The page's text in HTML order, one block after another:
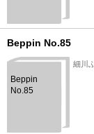
Beppin No.85
Beppin
No.85
細川